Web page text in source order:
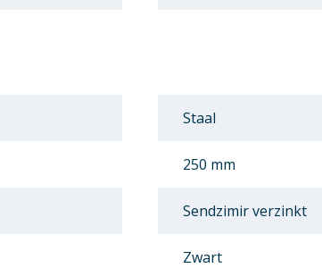
Staal
250 mm
Sendzimir verzinkt
Zwart